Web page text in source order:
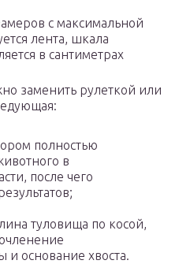
с максимальной
лента, шкала
в сантиметрах
заменить рулеткой или
полностью
в
после чего
туловища по косой,
и основание хвоста.